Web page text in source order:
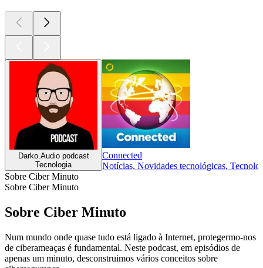
Darko.Audio podcast
Tecnologia
Connected
Notícias, Novidades tecnológicas,
Sobre Ciber Minuto
Sobre Ciber Minuto
Sobre Ciber Minuto
Num mundo onde quase tudo está ligado à Internet, protegermo-nos
de ciberameaças é fundamental. Neste podcast, em episódios de
apenas um minuto, desconstruimos vários conceitos sobre